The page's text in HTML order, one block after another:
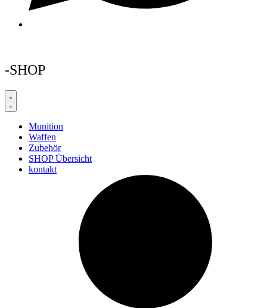
-SHOP
Munition
Waffen
Zubehör
SHOP Übersicht
kontakt